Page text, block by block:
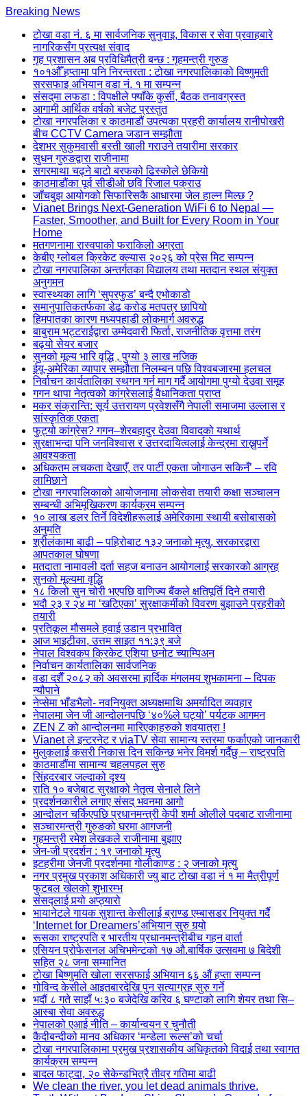
Skip
content
(Press
Enter)
Breaking News
टोखा वडा नं. ६ मा सार्वजनिक सुनुवाइ, विकास र सेवा प्रवाहबारे
नागरिकसँग प्रत्यक्ष संवाद
गृह प्रशासन अब प्रविधिमैत्री बन्छ : गृहमन्त्री गुरुङ
१०१औँ हप्तामा पनि निरन्तरता : टोखा नगरपालिकाको विष्णुमती
सरसफाइ अभियान वडा नं. १ मा सम्पन्न
संसद्‌मा लफडा : विपक्षीले फ्याँके कुर्सी, बैठक तनावग्रस्त
आगामी आर्थिक वर्षको बजेट प्रस्तुत
टोखा नगरपलिका र काठमाडौं उपत्यका प्रहरी कार्यालय रानीपोखरी
बीच CCTV Camera जडान सम्झौता
देशभर सुकुमवासी बस्ती खाली गराउने तयारीमा सरकार
सुधन गुरुङद्वारा राजीनामा
सगरमाथा चढ्ने बाटो बरफको ढिस्कोले छेकियो
काठमाडौंका पूर्व सीडीओ छवि रिजाल पक्राउ
जाँचबुझ आयोगको सिफारिसकै आधारमा जेल हाल्न मिल्छ ?
Vianet Brings Next-Generation WiFi 6 to Nepal —
Faster, Smoother, and Built for Every Room in Your
Home
मतगणनामा रास्वपाको फराकिलो अग्रता
केबीए ग्लोबल क्रिकेट क्ल्यास २०२६ को प्रेस मिट सम्पन्न
टोखा नगरपालिका अन्तर्गतका विद्यालय तथा मतदान स्थल संयुक्त
अनुगमन
स्वास्थ्यका लागि ‘सुपरफुड’ बन्दै एभोकाडो
समानुपातिकतर्फका डेढ करोड मतपत्र छापियो
हिमपातका कारण मध्यपहाडी लोकमार्ग अवरुद्ध
बाबुराम भट्टराईद्वारा उम्मेदवारी फिर्ता, राजनीतिक वृत्तमा तरंग
बढ्यो सेयर बजार
सुनको मूल्य भारि वृद्धि , पुग्यो ३ लाख नजिक
ईयू-अमेरिका व्यापार सम्झौता निलम्बन पछि विश्वबजारमा हलचल
निर्वाचन कार्यतालिका स्थगन गर्न माग गर्दै आयोगमा पुग्यो देउवा समूह
गगन थापा नेतृत्वको कांग्रेसलाई वैधानिकता प्राप्त
मकर संक्रान्ति: सूर्य उत्तरायण प्रवेशसँगै नेपाली समाजमा उल्लास र
सांस्कृतिक एकता
फुट्यो कांग्रेस? गगन–शेरबहादुर देउवा विवादको यथार्थ
सुरक्षाभन्दा पनि जनविश्वास र उत्तरदायित्वलाई केन्द्रमा राख्नुपर्ने
आवश्यकता
अधिकतम लचकता देखाएँ, तर पार्टी एकता जोगाउन सकिनँ’ – रवि
लामिछाने
टोखा नगरपालिकाको आयोजनामा लोकसेवा तयारी कक्षा सञ्चालन
सम्बन्धी अभिमूखिकरण कार्यक्रम सम्पन्न
१० लाख डलर तिर्ने विदेशीहरूलाई अमेरिकामा स्थायी बसोबासको
अनुमति
श्रीलंकामा बाढी – पहिरोबाट १३२ जनाको मृत्यु, सरकारद्वारा
आपतकाल घोषणा
मतदाता नामावली दर्ता सहज बनाउन आयोगलाई सरकारको आग्रह
सुनको मूल्यमा वृद्धि
१८ किलो सुन चोरी भएपछि वाणिज्य बैंकले क्षतिपूर्ति दिने तयारी
भदौ २३ र २४ मा ‘खटिएका’ सुरक्षाकर्मीको विवरण बुझाउने प्रहरीको
तयारी
प्रतिकूल मौसमले हवाई उडान प्रभावित
आज भाइटीका, उत्तम साइत ११:३९ बजे
नेपाल विश्वकप क्रिकेट एशिया छनोट च्याम्पिअन
निर्वाचन कार्यतालिका सार्वजनिक
वडा दशैँ २०८२ को अवसरमा हार्दिक मंगलमय शुभकामना – दिपक
न्यौपाने
नेप्सेमा भाँडभैलो- नवनियुक्त अध्यक्षमाथि अमर्यादित व्यवहार
नेपालमा जेन जी आन्दोलनपछि ‘४०%ले घट्यो’ पर्यटक आगमन
ZEN Z को आन्दोलनमा मारिएकाहरुको शवयात्रा !
Vianet ले इन्टरनेट र viaTV सेवा सामान्य स्तरमा फर्काएको जानकारी
मुलुकलाई कसरी निकास दिन सकिन्छ भनेर विमर्श गर्दैछु – राष्ट्रपति
काठमाडौंमा सामान्य चहलपहल सुरु
सिंहदरबार जल्दाको दृश्य
राति १० बजेबाट सुरक्षाको नेतृत्व सेनाले लिने
प्रदर्शनकारीले लगाए संसद् भवनमा आगो
आन्दोलन चर्किएपछि प्रधानमन्त्री केपी शर्मा ओलीले पदबाट ‍राजीनामा
सञ्चारमन्त्री गुरुङको घरमा आगजनी
गृहमन्त्री रमेश लेखकले राजीनामा बुझाए
जेन-जी प्रदर्शन : १९ जनाको मृत्यु
इटहरीमा जेनजी प्रदर्शनमा गोलीकाण्ड : २ जनाको मृत्यु
नगर प्रमुख प्रकाश अधिकारी ज्यु बाट टोखा वडा नं १ मा मैत्रीपूर्ण
फुटबल खेलको शुभारम्भ
संसद्लाई पर्‍यो अप्ठ्यारो
भायानेटले गायक सुशान्त केसीलाई ब्राण्ड एम्बासडर नियुक्त गर्दै
‘Internet for Dreamers’अभियान सुरु गर्‍यो
रूसका राष्ट्रपति र भारतीय प्रधानमन्त्रीबीच गहन वार्ता
एसियन प्रोफेसनल अचिभमेन्टको १७ औ.बार्षिक उत्सवमा ७ बिदेशी
सहित २८ जना सम्मानित
टोखा बिष्णुमति खोला सरसफाई अभियान ६६ औं हप्ता सम्पन्न
गोविन्द केसीले आइतबारदेखि पुन सत्याग्रह सुरु गर्ने
भदौं ८ गते साझँ ५ः३० बजेदेखि करिव ६ घण्टाको लागि शेयर तथा सि–
आस्बा सेवा अवरुद्ध
नेपालको एआई नीति – कार्यान्वयन र चुनौती
कैदीबन्दीको मानव अधिकार ‘मन्डेला रूल्स’को चर्चा
टोखा नगरपालिकामा प्रमुख प्रशासकीय अधिकृतको विदाई तथा स्वागत
कार्यक्रम सम्पन्न
बादल फाट्दा, २० सेकेन्डभित्रै तीव्र गतिमा बाढी
We clean the river, you let dead animals thrive.